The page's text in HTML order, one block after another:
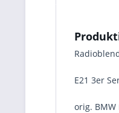
E21 3er
orig. BMW